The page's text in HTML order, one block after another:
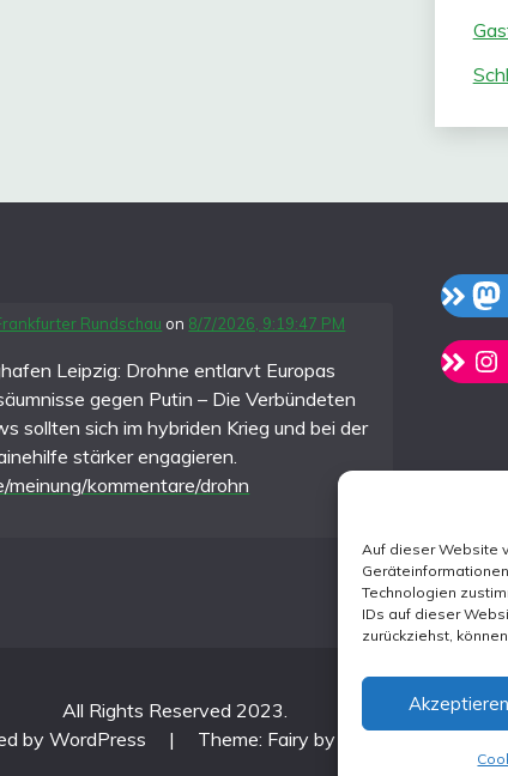
Auf dieser Website
Technologien
IDs auf dieser
zurückziehst,
Akzeptieren
Rundschau on 8/7/2026, 9:19:47 PM
Leipzig: Drohne entlarvt Europas
gegen Putin – Die Verbündeten
sollten sich im hybriden Krieg und bei der
stärker engagieren.
meinung/kommentare/drohn
All Rights Reserved 2023.
by WordPress
| Theme: Fairy by Candid Themes.